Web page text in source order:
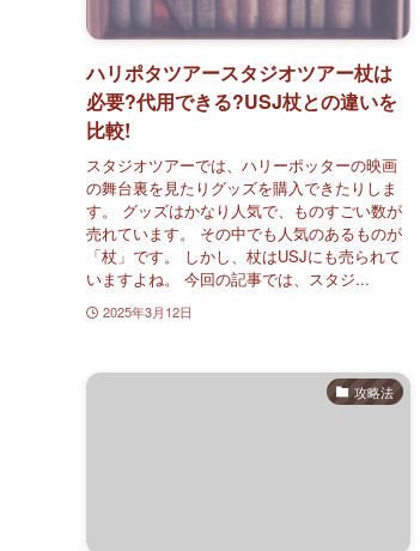
ハリポタツアースタジオツアー杖は
必要?代用できる?USJ杖との違いを
比較!
スタジオツアーでは、ハリーポッターの映画
の舞台裏を見たりグッズを購入できたりしま
す。 グッズはかなり人気で、ものすごい数が
売れています。 その中でも人気のあるものが
「杖」です。 しかし、杖はUSJにも売られて
いますよね。 今回の記事では、スタジ...
2025年3月12日
攻略法